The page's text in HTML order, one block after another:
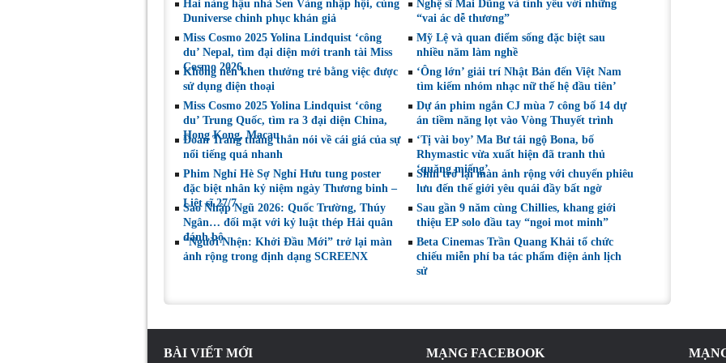
những gì mình đã
chọn”
đoạt tài sản
Nghệ sĩ Sân khấu
Việt Nam
tại LHP quốc tế
Hai nàng hậu nhà Sen Vàng nhập hội, cùng
Duniverse chinh phục khán giả
Nghệ sĩ Mai Dũng và tình yêu với những
“vai ác dễ thương”
Miss Cosmo 2025 Yolina Lindquist ‘công
du’ Nepal, tìm đại diện mới tranh tài Miss
Cosmo 2026
Mỹ Lệ và quan điểm sống đặc biệt sau
nhiều năm làm nghề
Không nên khen thưởng trẻ bằng việc được
sử dụng điện thoại
‘Ông lớn’ giải trí Nhật Bản đến Việt Nam
tìm kiếm nhóm nhạc nữ thế hệ đầu tiên’
Miss Cosmo 2025 Yolina Lindquist ‘công
du’ Trung Quốc, tìm ra 3 đại diện China,
Hong Kong, Macau
Dự án phim ngắn CJ mùa 7 công bố 14 dự
án tiềm năng lọt vào Vòng Thuyết trình
Đoan Trang thẳng thắn nói về cái giá của sự
nổi tiếng quá nhanh
‘Tị vài boy’ Ma Bư tái ngộ Bona, bố
Rhymastic vừa xuất hiện đã tranh thủ
‘quăng miếng’
Phim Nghỉ Hè Sợ Nghỉ Hưu tung poster
đặc biệt nhân kỷ niệm ngày Thương binh –
Liệt sĩ 27/7
Shin trở lại màn ảnh rộng với chuyến phiêu
lưu đến thế giới yêu quái đầy bất ngờ
Sao Nhập Ngũ 2026: Quốc Trường, Thúy
Ngân… đối mặt với kỷ luật thép Hải quân
đánh bộ
Sau gần 9 năm cùng Chillies, khang giới
thiệu EP solo đầu tay “ngoi mot minh”
“Người Nhện: Khởi Đầu Mới” trở lại màn
ảnh rộng trong định dạng SCREENX
Beta Cinemas Trần Quang Khải tổ chức
chiếu miễn phí ba tác phẩm điện ảnh lịch
sử
BÀI VIẾT MỚI MẠNG FACEBOOK